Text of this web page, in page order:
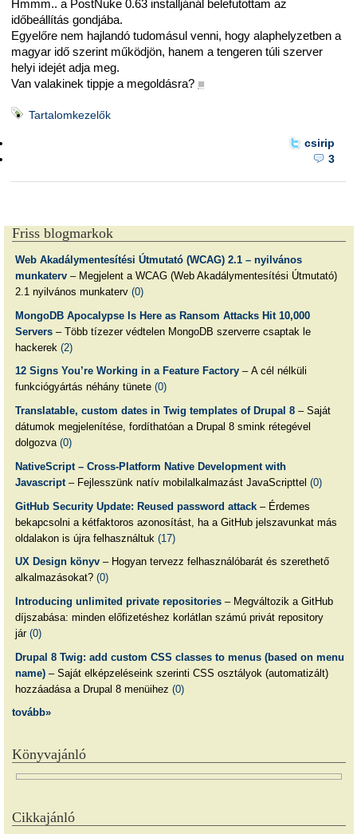
Hmmm.. a PostNuke 0.63 installjánál belefutottam az
időbeállítás gondjába.
Egyelőre nem hajlandó tudomásul venni, hogy alaphelyzetben a
magyar idő szerint működjön, hanem a tengeren túli szerver
helyi idejét adja meg.
Van valakinek tippje a megoldásra? ■
Tartalomkezelők
csirip
3
Friss blogmarkok
Web Akadálymentesítési Útmutató (WCAG) 2.1 – nyilvános
munkaterv– Megjelent a WCAG (Web Akadálymentesítési Útmutató)
2.1 nyilvános munkaterv (0)
MongoDB Apocalypse Is Here as Ransom Attacks Hit 10,000
Servers– Több tízezer védtelen MongoDB szerverre csaptak le
hackerek (2)
12 Signs You’re Working in a Feature Factory– A cél nélküli
funkciógyártás néhány tünete (0)
Translatable, custom dates in Twig templates of Drupal 8– Saját
dátumok megjelenítése, fordíthatóan a Drupal 8 smink rétegével
dolgozva (0)
NativeScript – Cross-Platform Native Development with
Javascript– Fejlesszünk natív mobilalkalmazást JavaScripttel (0)
GitHub Security Update: Reused password attack– Érdemes
bekapcsolni a kétfaktoros azonosítást, ha a GitHub jelszavunkat más
oldalakon is újra felhasználtuk (17)
UX Design könyv– Hogyan tervezz felhasználóbarát és szerethető
alkalmazásokat? (0)
Introducing unlimited private repositories– Megváltozik a GitHub
díjszabása: minden előfizetéshez korlátlan számú privát repository
jár (0)
Drupal 8 Twig: add custom CSS classes to menus (based on menu
name)– Saját elképzeléseink szerinti CSS osztályok (automatizált)
hozzáadása a Drupal 8 menüihez (0)
tovább»
Könyvajánló
Cikkajánló